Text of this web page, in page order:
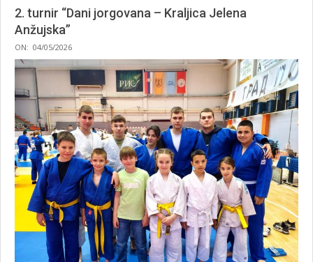
2. turnir “Dani jorgovana – Kraljica Jelena
Anžujska”
2026-
05-
ON: 04/05/2026